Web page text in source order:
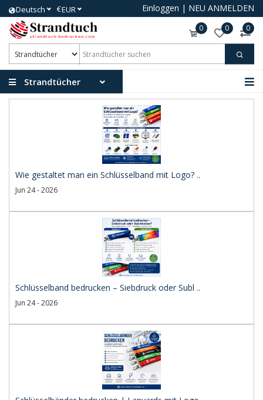
Deutsch €EUR Einloggen | NEU ANMELDEN
0 0 0
Strandtücher
Wie gestaltet man ein Schlüsselband mit Logo? ..
Jun 24 - 2026
Schlüsselband bedrucken – Siebdruck oder Subl ..
Jun 24 - 2026